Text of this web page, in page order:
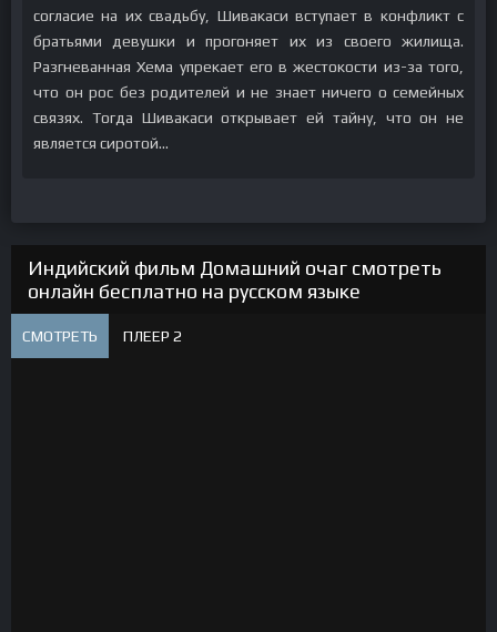
согласие на их свадьбу, Шивакаси вступает в конфликт с
братьями девушки и прогоняет их из своего жилища.
Разгневанная Хема упрекает его в жестокости из-за того,
что он рос без родителей и не знает ничего о семейных
связях. Тогда Шивакаси открывает ей тайну, что он не
является сиротой…
Индийский фильм Домашний очаг смотреть
онлайн бесплатно на русском языке
СМОТРЕТЬ ПЛЕЕР 2